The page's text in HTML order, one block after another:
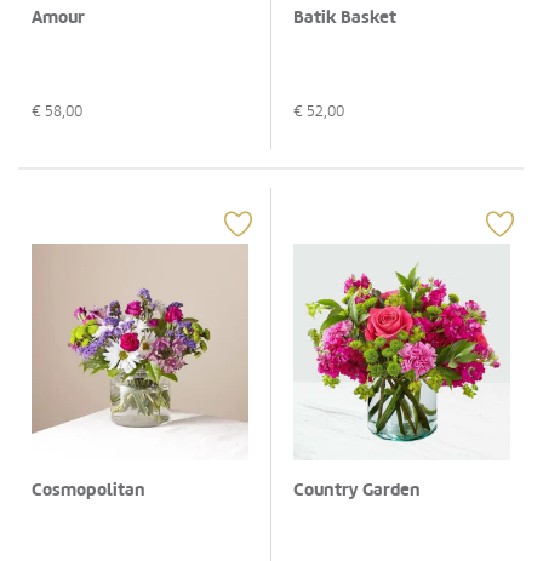
Amour
€ 58,00
Batik Basket
€ 52,00
Cosmopolitan Country Garden